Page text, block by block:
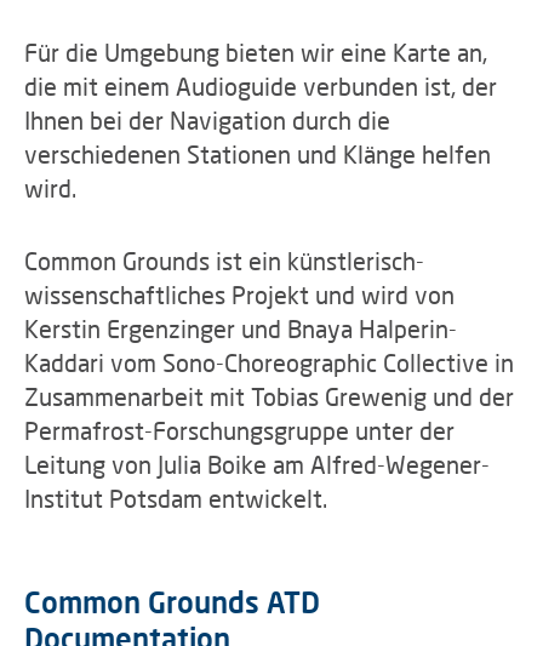
Für die Umgebung bieten wir eine Karte an,
die mit einem Audioguide verbunden ist, der
Ihnen bei der Navigation durch die
verschiedenen Stationen und Klänge helfen
wird.
Common Grounds ist ein künstlerisch-
wissenschaftliches Projekt und wird von
Kerstin Ergenzinger und Bnaya Halperin-
Kaddari vom Sono-Choreographic Collective in
Zusammenarbeit mit Tobias Grewenig und der
Permafrost-Forschungsgruppe unter der
Leitung von Julia Boike am Alfred-Wegener-
Institut Potsdam entwickelt.
Common Grounds ATD
Documentation